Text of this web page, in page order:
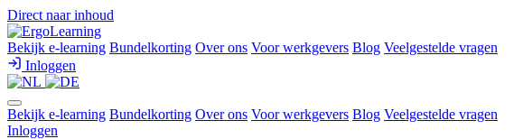
Direct naar inhoud
Bekijk e-learning Bundelkorting Over ons Voor werkgevers Blog Veelgestelde vragen
Inloggen
Bekijk e-learning Bundelkorting Over ons Voor werkgevers Blog Veelgestelde vragen
Inloggen